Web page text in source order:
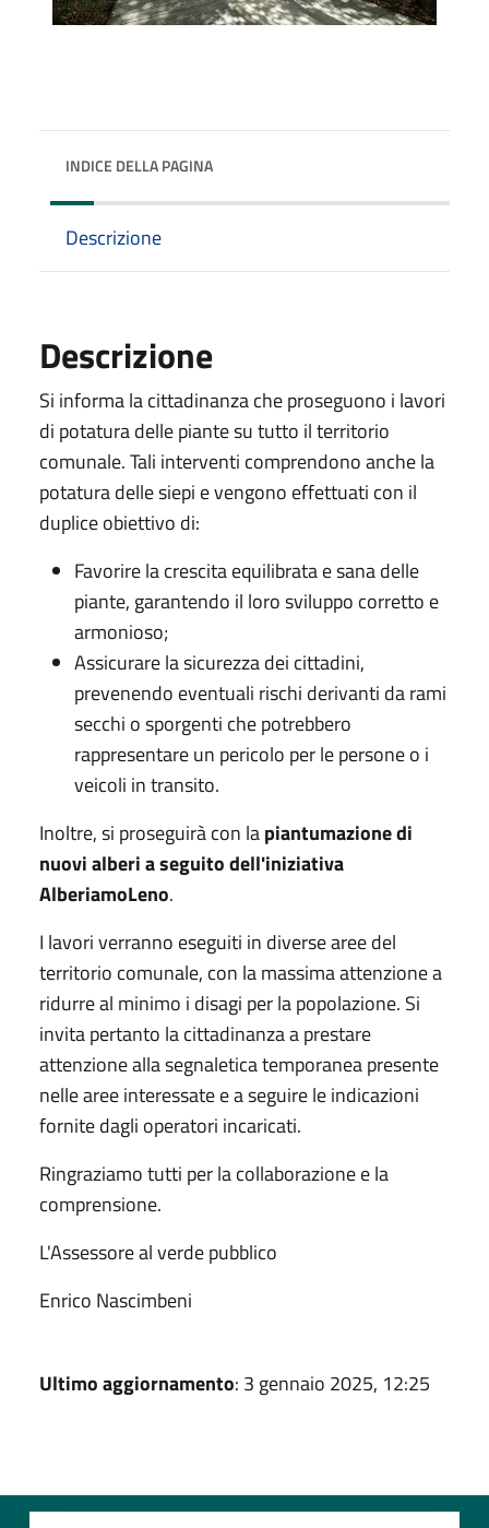
INDICE DELLA PAGINA
Descrizione
Descrizione
Si informa la cittadinanza che proseguono i lavori
di potatura delle piante su tutto il territorio
comunale. Tali interventi comprendono anche la
potatura delle siepi e vengono effettuati con il
duplice obiettivo di:
Favorire la crescita equilibrata e sana delle
piante, garantendo il loro sviluppo corretto e
armonioso;
Assicurare la sicurezza dei cittadini,
prevenendo eventuali rischi derivanti da rami
secchi o sporgenti che potrebbero
rappresentare un pericolo per le persone o i
veicoli in transito.
Inoltre, si proseguirà con lapiantumazione di
nuovi alberi a seguito dell'iniziativa
AlberiamoLeno.
I lavori verranno eseguiti in diverse aree del
territorio comunale, con la massima attenzione a
ridurre al minimo i disagi per la popolazione. Si
invita pertanto la cittadinanza a prestare
attenzione alla segnaletica temporanea presente
nelle aree interessate e a seguire le indicazioni
fornite dagli operatori incaricati.
Ringraziamo tutti per la collaborazione e la
comprensione.
L'Assessore al verde pubblico
Enrico Nascimbeni
Ultimo aggiornamento: 3 gennaio 2025, 12:25